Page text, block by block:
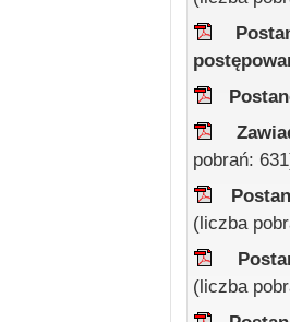
pobrań:
(liczba
(liczba